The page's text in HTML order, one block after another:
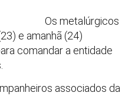
Os metalúrgicos
e amanhã (24)
comandar a entidade
associados da